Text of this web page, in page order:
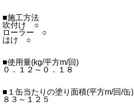
■施工方法
吹付け ○
ローラー ○
はけ ○
■使用量(kg/平方m/回)
０．１２～０．１８
■１缶当たりの塗り面積(平方m/回/缶)
８３～１２５